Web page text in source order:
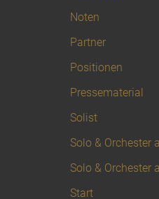
Noten
Partner
Positionen
Pressematerial
Solist
Solo & Orchester
Solo & Orchester
Start